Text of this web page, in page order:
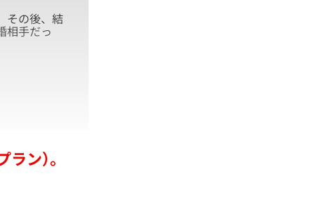
その後、結
相手だっ
ン）。